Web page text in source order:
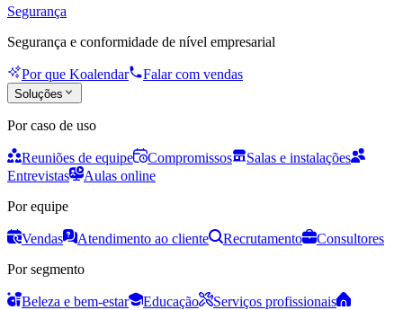
Segurança
Segurança e conformidade de nível empresarial
Por que Koalendar Falar com vendas
Soluções
Por caso de uso
Reuniões de equipe Compromissos
Salas e instalações
Entrevistas
Aulas online
Por equipe
Vendas Atendimento ao cliente Recrutamento
Consultores
Por segmento
Beleza e bem-estar Educação
Serviços profissionais